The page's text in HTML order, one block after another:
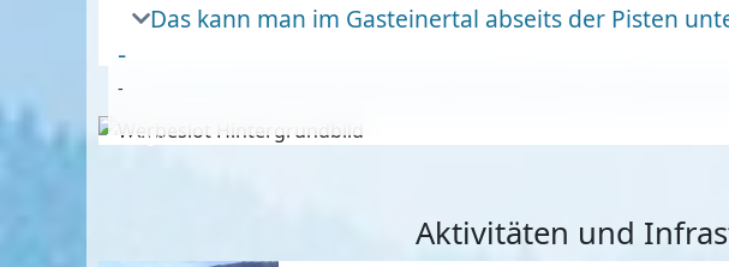
Das kann man im Gasteinertal abseits der Pisten
Anzeige
-
-
Aktivitäten und